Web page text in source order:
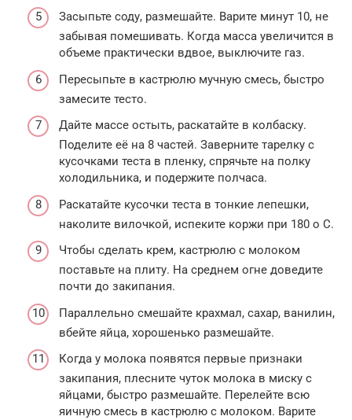
Засыпьте соду, размешайте. Варите минут 10, не
забывая помешивать. Когда масса увеличится в
объеме практически вдвое, выключите газ.
Пересыпьте в кастрюлю мучную смесь, быстро
замесите тесто.
Дайте массе остыть, раскатайте в колбаску.
Поделите её на 8 частей. Заверните тарелку с
кусочками теста в пленку, спрячьте на полку
холодильника, и подержите полчаса.
Раскатайте кусочки теста в тонкие лепешки,
наколите вилочкой, испеките коржи при 180 о С.
Чтобы сделать крем, кастрюлю с молоком
поставьте на плиту. На среднем огне доведите
почти до закипания.
Параллельно смешайте крахмал, сахар, ванилин,
вбейте яйца, хорошенько размешайте.
Когда у молока появятся первые признаки
закипания, плесните чуток молока в миску с
яйцами, быстро размешайте. Перелейте всю
яичную смесь в кастрюлю с молоком. Варите